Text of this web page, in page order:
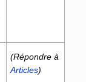
(Répondre à
Articles)